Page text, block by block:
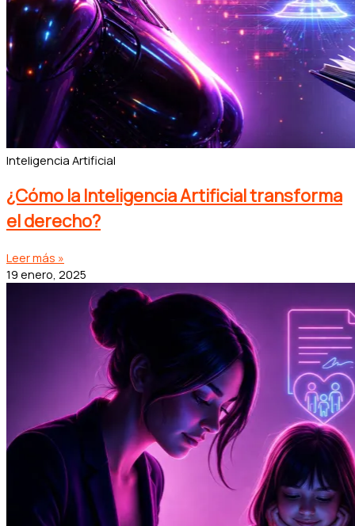
Inteligencia Artificial
¿Cómo la Inteligencia Artificial transforma
el derecho?
Leer más »
19 enero, 2025